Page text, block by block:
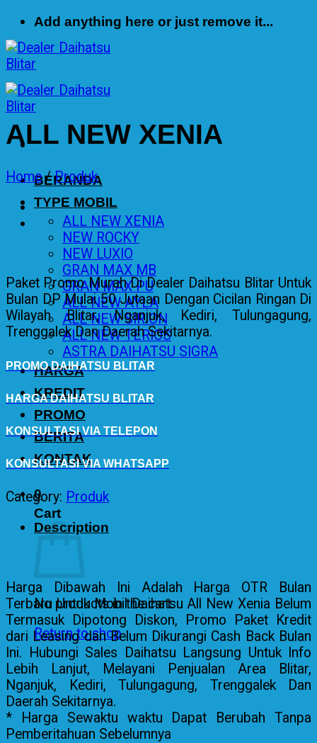
Skip
to
content
Add anything here or just remove it...
BERANDA
TYPE MOBIL
ALL NEW XENIA
NEW ROCKY
NEW LUXIO
GRAN MAX MB
GRAN MAX PU
ALL NEW AYLA
ALL NEW SIRION
ALL NEW TERIOS
ASTRA DAIHATSU SIGRA
HARGA
KREDIT
PROMO
BERITA
KONTAK
0
Cart
No products in the cart.
Return to shop
ALL NEW XENIA
Home / Produk
Paket Promo Murah Di Dealer Daihatsu Blitar Untuk
Bulan DP Mulai 50 Jutaan Dengan Cicilan Ringan Di
Wilayah Blitar, Nganjuk, Kediri, Tulungagung,
Trenggalek Dan Daerah Sekitarnya.
PROMO DAIHATSU BLITAR
HARGA DAIHATSU BLITAR
KONSULTASI VIA TELEPON
KONSULTASI VIA WHATSAPP
Category: Produk
Description
Harga Dibawah Ini Adalah Harga OTR Bulan
Terbaru Untuk Mobil Daihatsu All New Xenia Belum
Termasuk Dipotong Diskon, Promo Paket Kredit
dari Leasing dan Belum Dikurangi Cash Back Bulan
Ini. Hubungi Sales Daihatsu Langsung Untuk Info
Lebih Lanjut, Melayani Penjualan Area Blitar,
Nganjuk, Kediri, Tulungagung, Trenggalek Dan
Daerah Sekitarnya.
* Harga Sewaktu waktu Dapat Berubah Tanpa
Pemberitahuan Sebelumnya